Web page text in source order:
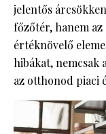
jelentős
főzőtér, hanem
értéknövelő
hibákat, nemcsak
az otthonod piaci